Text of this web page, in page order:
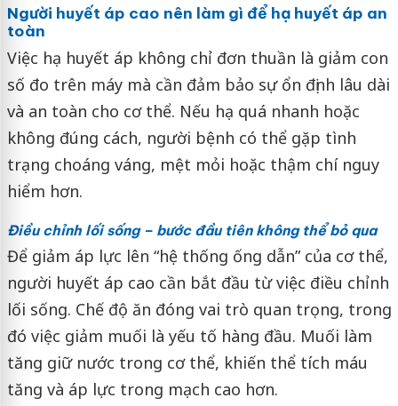
Người huyết áp cao nên làm gì để hạ huyết áp an
toàn
Việc hạ huyết áp không chỉ đơn thuần là giảm con
số đo trên máy mà cần đảm bảo sự ổn định lâu dài
và an toàn cho cơ thể. Nếu hạ quá nhanh hoặc
không đúng cách, người bệnh có thể gặp tình
trạng choáng váng, mệt mỏi hoặc thậm chí nguy
hiểm hơn.
Điều chỉnh lối sống – bước đầu tiên không thể bỏ qua
Để giảm áp lực lên “hệ thống ống dẫn” của cơ thể,
người huyết áp cao cần bắt đầu từ việc điều chỉnh
lối sống. Chế độ ăn đóng vai trò quan trọng, trong
đó việc giảm muối là yếu tố hàng đầu. Muối làm
tăng giữ nước trong cơ thể, khiến thể tích máu
tăng và áp lực trong mạch cao hơn.